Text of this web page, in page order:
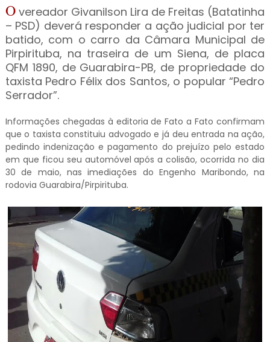
Overeador Givanilson Lira de Freitas (Batatinha
– PSD) deverá responder a ação judicial por ter
batido, com o carro da Câmara Municipal de
Pirpirituba, na traseira de um Siena, de placa
QFM 1890, de Guarabira-PB, de propriedade do
taxista Pedro Félix dos Santos, o popular “Pedro
Serrador”.
Informações chegadas à editoria de Fato a Fato confirmam
que o taxista constituiu advogado e já deu entrada na ação,
pedindo indenização e pagamento do prejuízo pelo estado
em que ficou seu automóvel após a colisão, ocorrida no dia
30 de maio, nas imediações do Engenho Maribondo, na
rodovia Guarabira/Pirpirituba.